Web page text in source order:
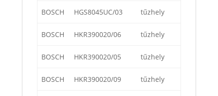
BOSCH HGS8045UC/03 tűzhely
BOSCH HKR390020/06 tűzhely
BOSCH HKR390020/05 tűzhely
BOSCH HKR390020/09 tűzhely